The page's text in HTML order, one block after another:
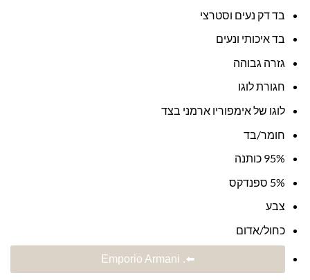
בד דק נעים וסטרצי
בד איכותי ונעים
גזרה גבוהה
חגורת לוגו
לוגו של אימפוריו ארמני בצד
חומר/בד
95% כותנה
5% ספנדקס
צבע
כחול/אדום
⬅️. Emporio Armani